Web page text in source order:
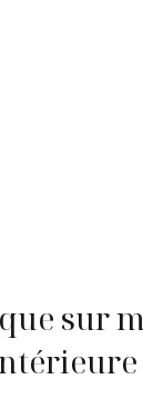
sur